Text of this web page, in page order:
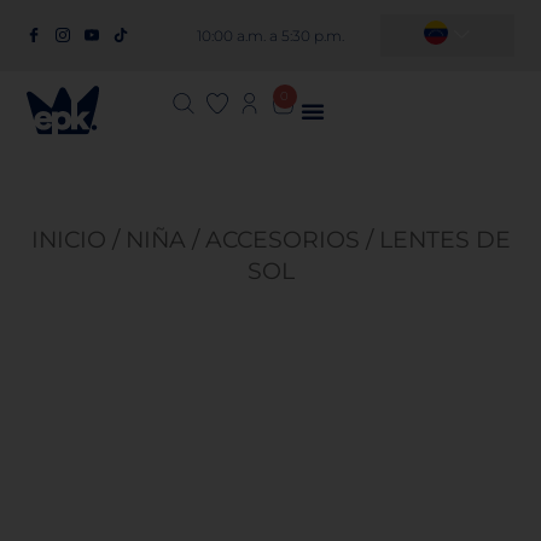
10:00 a.m. a 5:30 p.m.
INICIO / NIÑA / ACCESORIOS / LENTES DE
SOL